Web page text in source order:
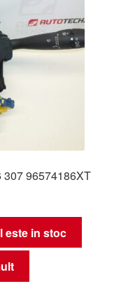
307 96574186XT
este in stoc